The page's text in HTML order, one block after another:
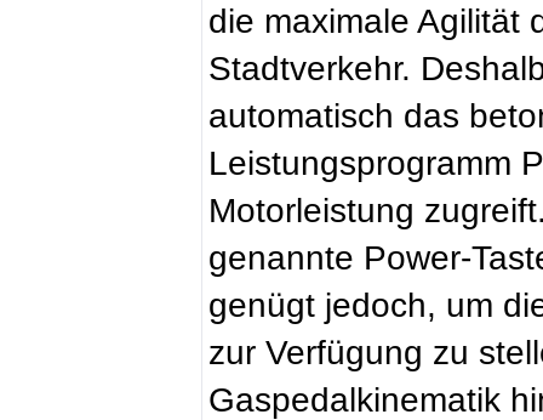
die maximale Agilität
Stadtverkehr.
automatisch das
Leistungsprogramm
Motorleistung
genannte Power-
genügt jedoch, um
zur Verfügung zu
Gaspedalkinematik